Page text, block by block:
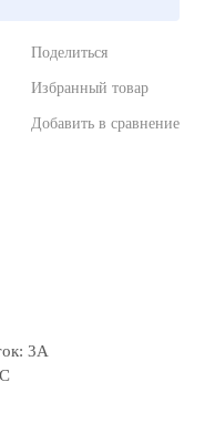
Поделиться
Избранный товар
Добавить в сравнение
3А